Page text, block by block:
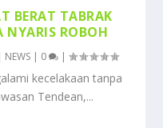
BERAT TABRAK
NYARIS ROBOH
NEWS | 0 |
kecelakaan tanpa
Tendean,...